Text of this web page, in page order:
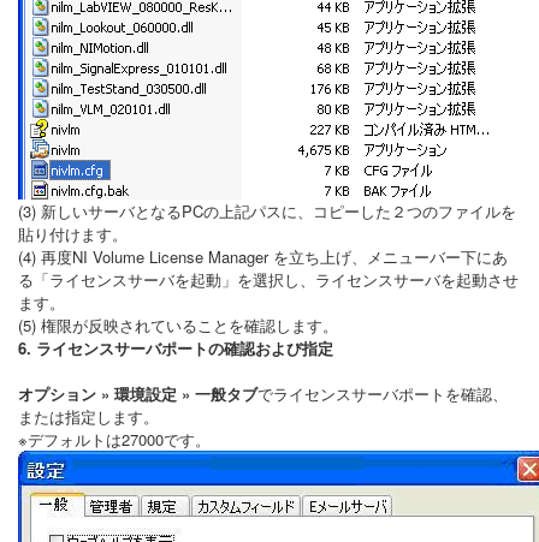
(3) 新しいサーバとなるPCの上記パスに、コピーした２つのファイルを
貼り付けます。
(4) 再度NI Volume License Manager を立ち上げ、メニューバー下にあ
る「ライセンスサーバを起動」を選択し、ライセンスサーバを起動させ
ます。
(5) 権限が反映されていることを確認します。
6. ライセンスサーバポートの確認および指定
オプション » 環境設定 » 一般タブでライセンスサーバポートを確認、
または指定します。
※デフォルトは27000です。